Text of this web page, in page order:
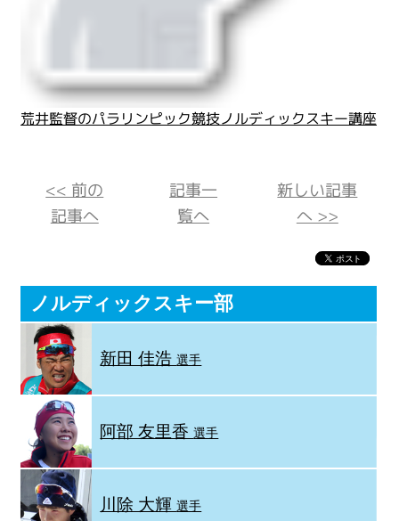
荒井監督のパラリンピック競技ノルディックスキー講座
<< 前の
記事へ
記事一
覧へ
新しい記事
へ >>
ノルディックスキー部
新田 佳浩選手
阿部 友里香選手
川除 大輝選手